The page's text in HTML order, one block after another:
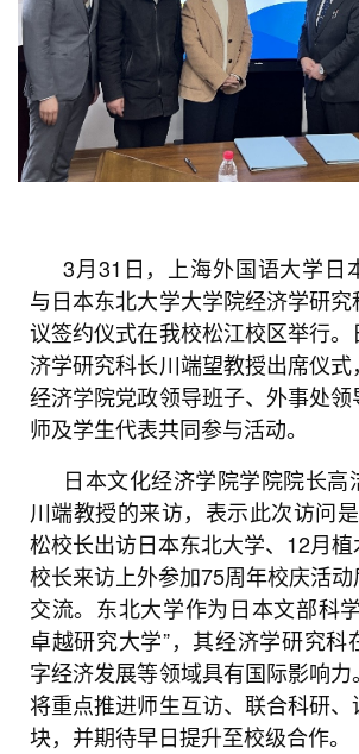
3月31日，上海外国语大学日
与日本东北大学大学院经济学研
议签约仪式在我校松江校区举行
济学研究科长川端望教授出席仪
经济学院党政领导班子、外事处
师及学生代表共同参与活动。
日本文化经济学院学院院长高
川端教授的来访，表示此次访问
松校长出访日本东北大学、12月
校长来访上外参加75周年校庆活
交流。东北大学作为日本文部科
卓越研究大学”，其经济学研究科
字经济发展等领域具有国际影响
将重点推进师生互访、联合科研
块，并期待早日提升至校级合作。